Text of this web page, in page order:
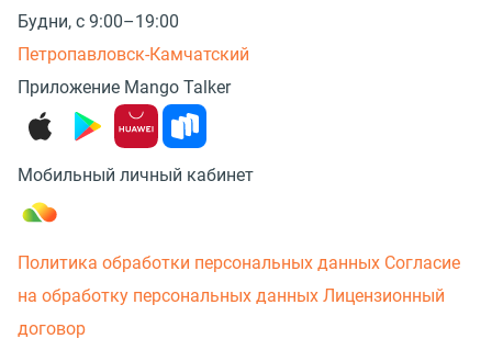
Будни, с 9:00–19:00
Петропавловск-Камчатский
Приложение Mango Talker
Мобильный личный кабинет
Политика обработки персональных данных Согласие
на обработку персональных данных Лицензионный
договор